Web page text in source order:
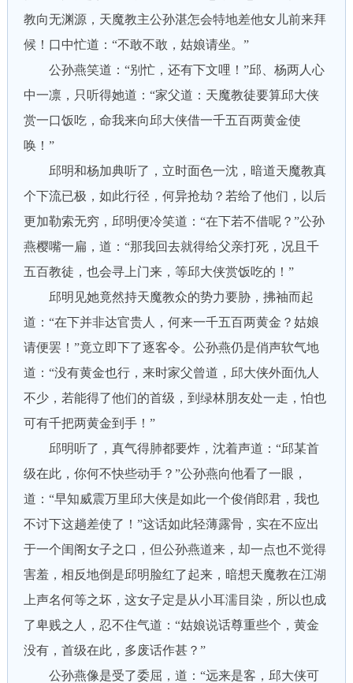
教向无渊源，天魔教主公孙湛怎会特地差他女儿前来拜
候！口中忙道：“不敢不敢，姑娘请坐。”
公孙燕笑道：“别忙，还有下文哩！”邱、杨两人心
中一凛，只听得她道：“家父道：天魔教徒要算邱大侠
赏一口饭吃，命我来向邱大侠借一千五百两黄金使
唤！”
邱明和杨加典听了，立时面色一沈，暗道天魔教真
个下流已极，如此行径，何异抢劫？若给了他们，以后
更加勒索无穷，邱明便冷笑道：“在下若不借呢？”公孙
燕樱嘴一扁，道：“那我回去就得给父亲打死，况且千
五百教徒，也会寻上门来，等邱大侠赏饭吃的！”
邱明见她竟然持天魔教众的势力要胁，拂袖而起
道：“在下并非达官贵人，何来一千五百两黄金？姑娘
请便罢！”竟立即下了逐客令。公孙燕仍是俏声软气地
道：“没有黄金也行，来时家父曾道，邱大侠外面仇人
不少，若能得了他们的首级，到绿林朋友处一走，怕也
可有千把两黄金到手！”
邱明听了，真气得肺都要炸，沈着声道：“邱某首
级在此，你何不快些动手？”公孙燕向他看了一眼，
道：“早知威震万里邱大侠是如此一个俊俏郎君，我也
不讨下这趟差使了！”这话如此轻薄露骨，实在不应出
于一个闺阁女子之口，但公孙燕道来，却一点也不觉得
害羞，相反地倒是邱明脸红了起来，暗想天魔教在江湖
上声名何等之坏，这女子定是从小耳濡目染，所以也成
了卑贱之人，忍不住气道：“姑娘说话尊重些个，黄金
没有，首级在此，多废话作甚？”
公孙燕像是受了委屈，道：“远来是客，邱大侠可